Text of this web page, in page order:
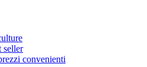
seller
convenienti